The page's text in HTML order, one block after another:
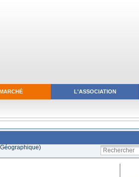
L'ASSOCIATION